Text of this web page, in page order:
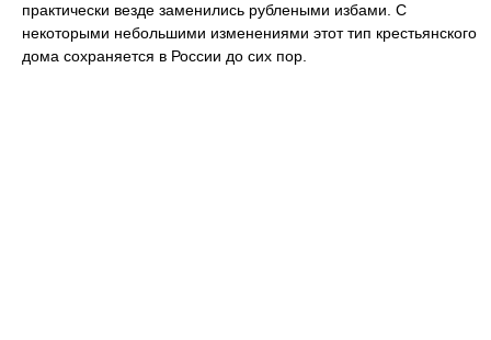
практически везде заменились рублеными избами. С
некоторыми небольшими изменениями этот тип крестьянского
дома сохраняется в России до сих пор.